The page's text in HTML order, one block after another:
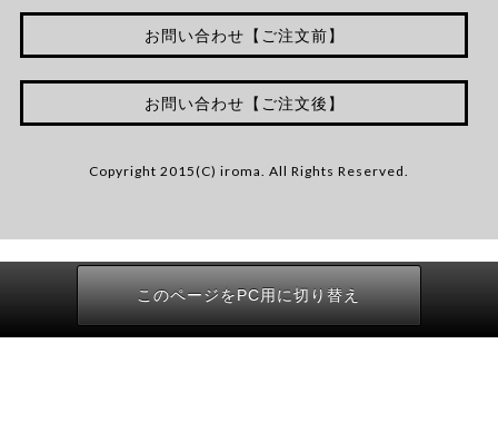
お問い合わせ【ご注文前】
お問い合わせ【ご注文後】
Copyright 2015(C) iroma. All Rights Reserved.
このページをPC用に切り替え